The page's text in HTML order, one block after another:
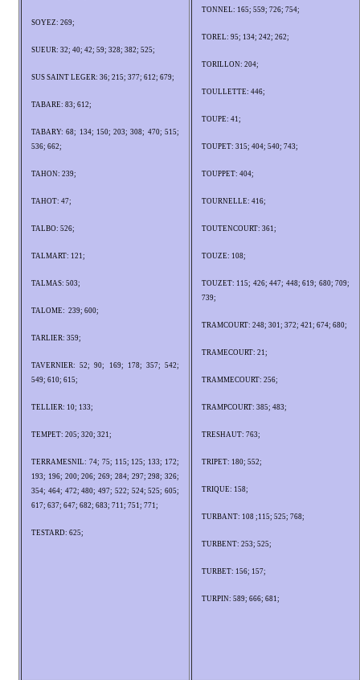
SOYEZ: 269;
SUEUR: 32; 40; 42; 59; 328; 382; 525;
SUS SAINT LEGER: 36; 215; 377; 612; 679;
TABARE: 83; 612;
TABARY: 68; 134; 150; 203; 308; 470; 515;
536; 662;
TAHON: 239;
TAHOT: 47;
TALBO: 526;
TALMART: 121;
TALMAS: 503;
TALOME: 239; 600;
TARLIER: 359;
TAVERNIER: 52; 90; 169; 178; 357; 542;
549; 610; 615;
TELLIER: 10; 133;
TEMPET: 205; 320; 321;
TERRAMESNIL: 74; 75; 115; 125; 133; 172;
193; 196; 200; 206; 269; 284; 297; 298; 326;
354; 464; 472; 480; 497; 522; 524; 525; 605;
617; 637; 647; 682; 683; 711; 751; 771;
TESTARD: 625;
TONNEL: 165; 559; 726; 754;
TOREL: 95; 134; 242; 262;
TORILLON: 204;
TOULLETTE: 446;
TOUPE: 41;
TOUPET: 315; 404; 540; 743;
TOUPPET: 404;
TOURNELLE: 416;
TOUTENCOURT: 361;
TOUZE: 108;
TOUZET: 115; 426; 447; 448; 619; 680; 709;
739;
TRAMCOURT: 248; 301; 372; 421; 674; 680;
TRAMECOURT: 21;
TRAMMECOURT: 256;
TRAMPCOURT: 385; 483;
TRESHAUT: 763;
TRIPET: 180; 552;
TRIQUE: 158;
TURBANT: 108 ;115; 525; 768;
TURBENT: 253; 525;
TURBET: 156; 157;
TURPIN: 589; 666; 681;